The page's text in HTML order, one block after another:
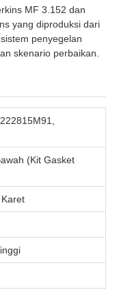
MF 3.152 dan
yang diproduksi dari
penyegelan
skenario perbaikan.
(Kit Gasket